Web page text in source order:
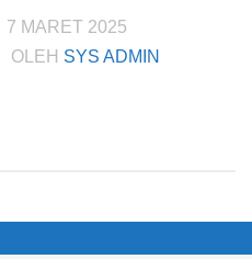
7 MARET 2025
OLEH SYS ADMIN